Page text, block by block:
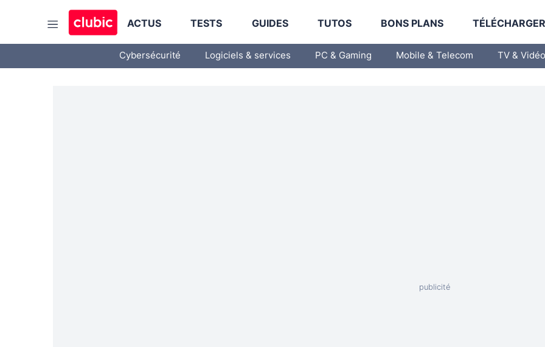
ACTUS TESTS GUIDES TUTOS BONS PLANS
Cybersécurité Logiciels & services PC & Gaming Mobile & Telecom TV & Vidéo